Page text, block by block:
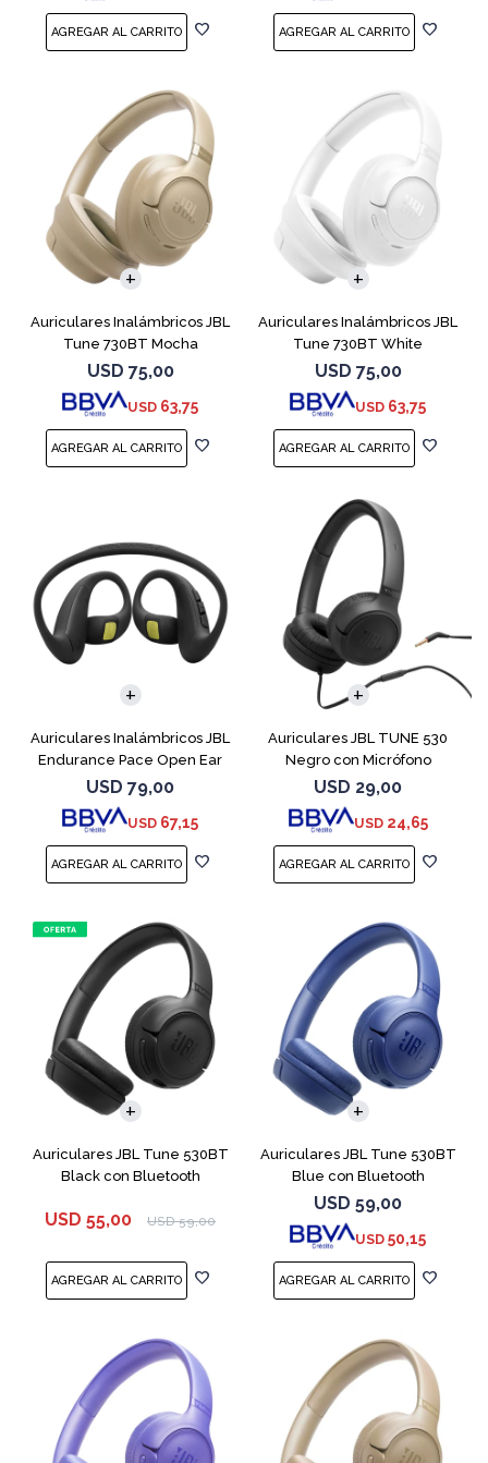
Auriculares Inalámbricos JBL
Tune 730BT Mocha
USD 75,00
USD 63,75
Auriculares Inalámbricos JBL
Tune 730BT White
USD 75,00
USD 63,75
Auriculares Inalámbricos JBL
Endurance Pace Open Ear
Negro
USD 79,00
USD 67,15
Auriculares JBL TUNE 530
Negro con Micrófono
USD 29,00
USD 24,65
Auriculares JBL Tune 530BT
Black con Bluetooth
USD 55,00 USD 59,00
Auriculares JBL Tune 530BT
Blue con Bluetooth
USD 59,00
USD 50,15